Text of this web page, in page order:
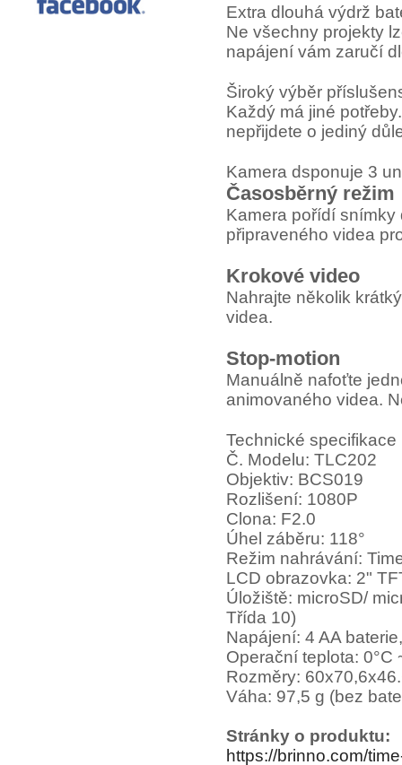
Extra dlouhá výdrž
Ne všechny projekty
napájení vám zaručí
Široký výběr
Každý má jiné
nepřijdete o jediný
Kamera dsponuje 3
Časosběrný režim
Kamera pořídí snímky
připraveného videa
Krokové video
Nahrajte několik
videa.
Stop-motion
Manuálně nafoťte
animovaného videa.
Technické specifikace
Č. Modelu: TLC202
Objektiv: BCS019
Rozlišení: 1080P
Clona: F2.0
Úhel záběru: 118°
Režim nahrávání:
LCD obrazovka: 2"
Úložiště: microSD/
Třída 10)
Napájení: 4 AA
Operační teplota: 0°C
Rozměry:
Váha: 97,5 g (bez
Stránky o produktu:
https://brinno.com/